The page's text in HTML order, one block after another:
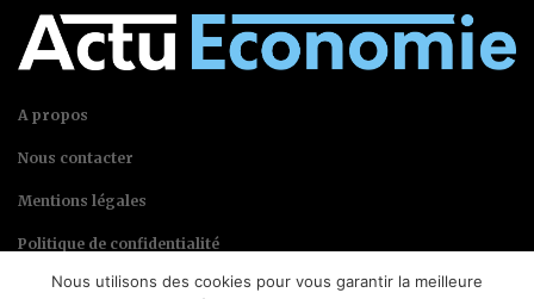
A propos
Nous contacter
Mentions légales
Politique de confidentialité
Nous utilisons des cookies pour vous garantir la meilleure